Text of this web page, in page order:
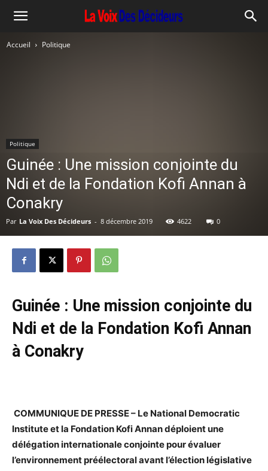
Accueil Politique
Politique
Guinée : Une mission conjointe du
Ndi et de la Fondation Kofi Annan à
Conakry
Par La Voix Des Décideurs - 8 décembre 2019 4622 0
Guinée : Une mission conjointe du
Ndi et de la Fondation Kofi Annan
à Conakry
COMMUNIQUE DE PRESSE – Le National Democratic
Institute et la Fondation Kofi Annan déploient une
délégation internationale conjointe pour évaluer
l’environnement préélectoral avant l’élection législative